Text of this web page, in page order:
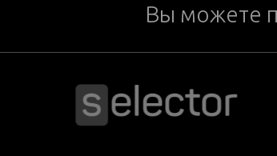
Вы можете